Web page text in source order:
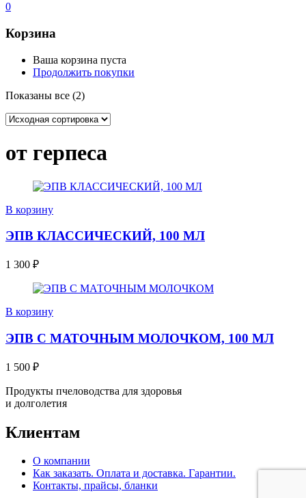
0
Корзина
Ваша корзина пуста
Продолжить покупки
Показаны все (2)
от герпеса
В корзину
ЭПВ КЛАССИЧЕСКИЙ, 100 МЛ
1 300 ₽
В корзину
ЭПВ С МАТОЧНЫМ МОЛОЧКОМ, 100 МЛ
1 500 ₽
Продукты пчеловодства для здоровья
и долголетия
Клиентам
О компании
Как заказать. Оплата и доставка. Гарантии.
Контакты, прайсы, бланки